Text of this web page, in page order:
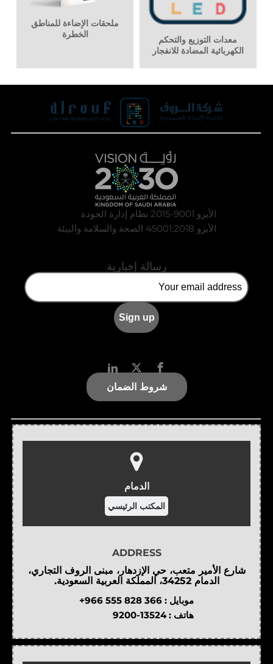
معدات التوزيع والتحكم
الكهربائية المضادة للانفجار
ملحقات الإضاءة للمناطق
الخطرة
الأيزو 9001-2015 نظام إدارة الجودة
الأيزو 45001:2018 الصحة والسلامة والبيئة
رسالة إخبارية
شروط الضمان
الدمام
المكتب الرئيسي
ADDRESS
شارع الأمير متعب، حي الإزدهار، مبنى الروف التجاري،
الدمام 34252، المملكة العربية السعودية.
موبايل : +966 555 828 366
هاتف : 9200-13524